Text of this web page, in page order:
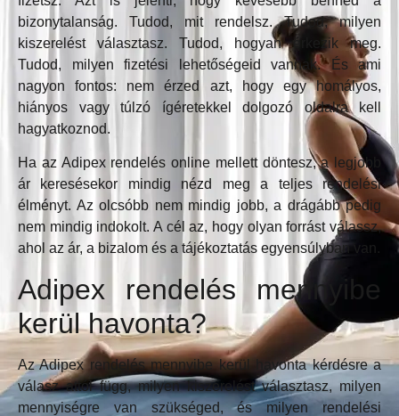
bizonytalanság. Tudod, mit rendelsz. Tudod, milyen
kiszerelést választasz. Tudod, hogyan érkezik meg.
Tudod, milyen fizetési lehetőségeid vannak. És ami
nagyon fontos: nem érzed azt, hogy egy homályos,
hiányos vagy túlzó ígéretekkel dolgozó oldalra kell
hagyatkoznod.
Ha az Adipex rendelés online mellett döntesz, a legjobb
ár keresésekor mindig nézd meg a teljes rendelési
élményt. Az olcsóbb nem mindig jobb, a drágább pedig
nem mindig indokolt. A cél az, hogy olyan forrást válassz,
ahol az ár, a bizalom és a tájékoztatás egyensúlyban van.
Adipex rendelés mennyibe
kerül havonta?
Az Adipex rendelés mennyibe kerül havonta kérdésre a
válasz attól függ, milyen kiszerelést választasz, milyen
mennyiségre van szükséged, és milyen rendelési